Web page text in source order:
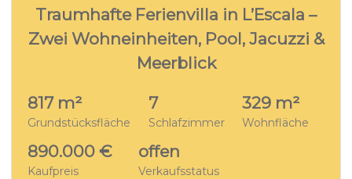
Traumhafte Ferienvilla in L’Escala –
Zwei Wohneinheiten, Pool, Jacuzzi &
Meerblick
817 m²
Grundstücksfläche
7
Schlafzimmer
329 m²
Wohnfläche
890.000 €
Kaufpreis
offen
Verkaufsstatus